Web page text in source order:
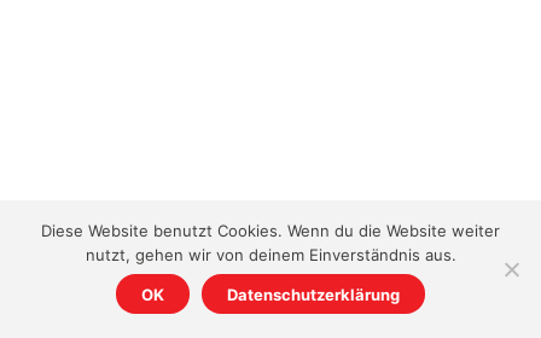
Diese Website benutzt Cookies. Wenn du die Website weiter
nutzt, gehen wir von deinem Einverständnis aus.
OK Datenschutzerklärung